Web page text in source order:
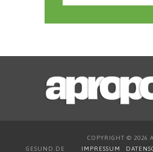
COPYRIGHT © 2026
GESUND.DE IMPRESSUM